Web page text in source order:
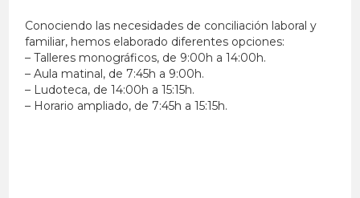
Conociendo las necesidades de conciliación laboral y
familiar, hemos elaborado diferentes opciones:
– Talleres monográficos, de 9:00h a 14:00h.
– Aula matinal, de 7:45h a 9:00h.
– Ludoteca, de 14:00h a 15:15h.
– Horario ampliado, de 7:45h a 15:15h.